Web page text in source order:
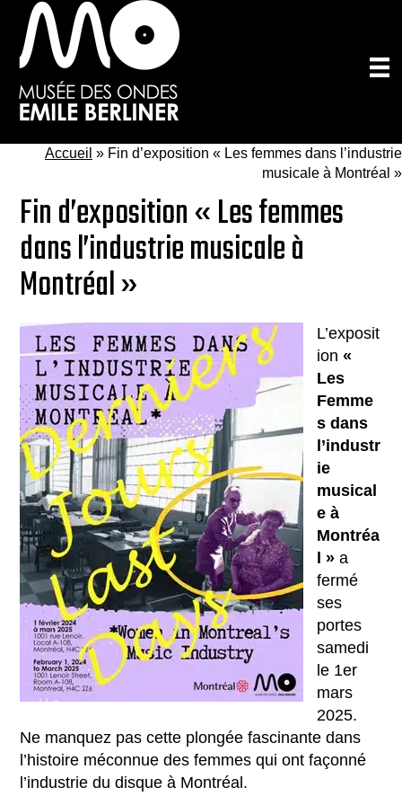
Passer
au
contenu
principal
Accueil » Fin d’exposition « Les femmes dans l’industrie
musicale à Montréal »
Fin d’exposition « Les femmes
dans l’industrie musicale à
Montréal »
L’exposit
ion«
Les
Femme
s dans
l’industr
ie
musical
e à
Montréa
l » a
fermé
ses
portes
samedi
le 1er
mars
2025.
Ne manquez pas cette plongée fascinante dans
l’histoire méconnue des femmes qui ont façonné
l’industrie du disque à Montréal.